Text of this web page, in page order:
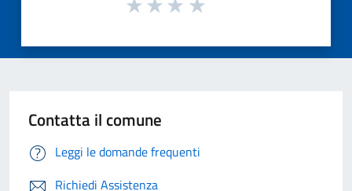
Contatta il comune
Leggi le domande frequenti
Richiedi Assistenza